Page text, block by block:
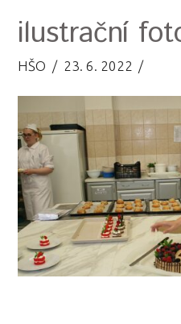
ilustrační
HŠO 23. 6. 2022